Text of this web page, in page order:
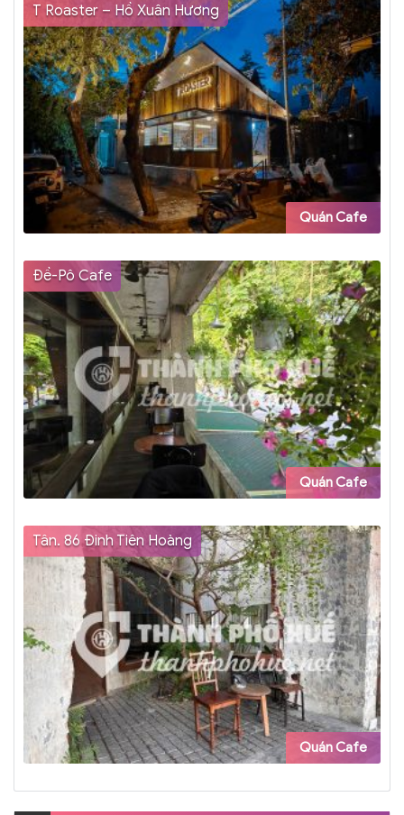
T Roaster – Hồ Xuân Hương
Quán Cafe
Đề-Pô Cafe
Quán Cafe
Tân. 86 Đinh Tiên Hoàng
Quán Cafe